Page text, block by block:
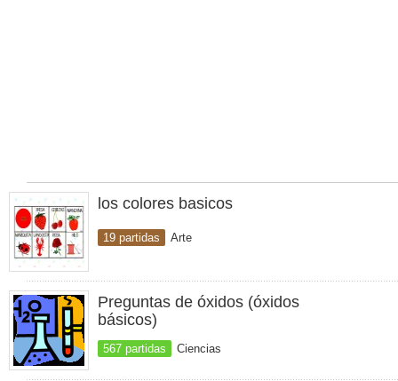
los colores basicos
19 partidas Arte
Preguntas de óxidos (óxidos
básicos)
567 partidas Ciencias